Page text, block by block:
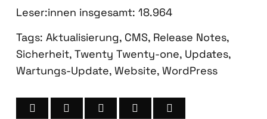
Leser:innen ins­ge­samt: 18.964
Tags: Aktualisierung, CMS, Release Notes,
Sicherheit, Twenty Twenty-one, Updates,
Wartungs-Update, Website, WordPress